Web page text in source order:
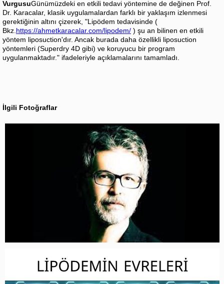
VurgusuGünümüzdeki en etkili tedavi yöntemine de değinen Prof.
Dr. Karacalar, klasik uygulamalardan farklı bir yaklaşım izlenmesi
gerektiğinin altını çizerek, "Lipödem tedavisinde (
Bkz.https://ahmetkaracalar.com/lipodem/ ) şu an bilinen en etkili
yöntem liposuction'dır. Ancak burada daha özellikli liposuction
yöntemleri (Superdry 4D gibi) ve koruyucu bir program
uygulanmaktadır." ifadeleriyle açıklamalarını tamamladı.
İlgili Fotoğraflar